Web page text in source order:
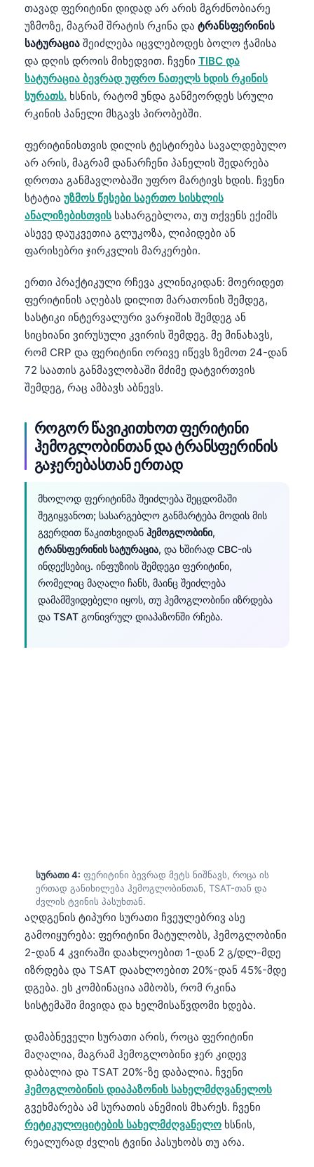
თავად ფერიტინი დიდად არ არის მგრძნობიარე
უზმოზე, მაგრამ შრატის რკინა და ტრანსფერინის
სატურაცია შეიძლება იცვლებოდეს ბოლო ჭამისა
და დღის დროის მიხედვით. ჩვენი TIBC და
სატურაცია ბევრად უფრო ნათელს ხდის რკინის
სურათს. ხსნის, რატომ უნდა განმეორდეს სრული
რკინის პანელი მსგავს პირობებში.
ფერიტინისთვის დილის ტესტირება სავალდებულო
არ არის, მაგრამ დანარჩენი პანელის შედარება
დროთა განმავლობაში უფრო მარტივს ხდის. ჩვენი
სტატია უზმოს წესები საერთო სისხლის
ანალიზებისთვის სასარგებლოა, თუ თქვენს ექიმს
ასევე დაუკვეთია გლუკოზა, ლიპიდები ან
ფარისებრი ჯირკვლის მარკერები.
ერთი პრაქტიკული რჩევა კლინიკიდან: მოერიდეთ
ფერიტინის აღებას დილით მარათონის შემდეგ,
სასტიკი ინტერვალური ვარჯიშის შემდეგ ან
სიცხიანი ვირუსული კვირის შემდეგ. მე მინახავს,
რომ CRP და ფერიტინი ორივე იწევს ზემოთ 24-დან
72 საათის განმავლობაში მძიმე დატვირთვის
შემდეგ, რაც ამბავს აბნევს.
როგორ წავიკითხოთ ფერიტინი
ჰემოგლობინთან და ტრანსფერინის
გაჯერებასთან ერთად
მხოლოდ ფერიტინმა შეიძლება შეცდომაში
შეგიყვანოთ; სასარგებლო განმარტება მოდის მის
გვერდით წაკითხვიდან ჰემოგლობინი,
ტრანსფერინის სატურაცია, და ხშირად CBC-ის
ინდექსებიც. ინფუზიის შემდეგი ფერიტინი,
რომელიც მაღალი ჩანს, მაინც შეიძლება
დამამშვიდებელი იყოს, თუ ჰემოგლობინი იზრდება
და TSAT გონივრულ დიაპაზონში რჩება.
სურათი 4: ფერიტინი ბევრად მეტს ნიშნავს, როცა ის
ერთად განიხილება ჰემოგლობინთან, TSAT-თან და
ძვლის ტვინის პასუხთან.
აღდგენის ტიპური სურათი ჩვეულებრივ ასე
გამოიყურება: ფერიტინი მატულობს, ჰემოგლობინი
2-დან 4 კვირაში დაახლოებით 1-დან 2 გ/დლ-მდე
იზრდება და TSAT დაახლოებით 20%-დან 45%-მდე
დგება. ეს კომბინაცია ამბობს, რომ რკინა
სისტემაში მივიდა და ხელმისაწვდომი ხდება.
დამაბნეველი სურათი არის, როცა ფერიტინი
მაღალია, მაგრამ ჰემოგლობინი ჯერ კიდევ
დაბალია და TSAT 20%-ზე დაბალია. ჩვენი
ჰემოგლობინის დიაპაზონის სახელმძღვანელოს
გვეხმარება ამ სურათის ანემიის მხარეს. ჩვენი
რეტიკულოციტების სახელმძღვანელო ხსნის,
რეალურად ძვლის ტვინი პასუხობს თუ არა.